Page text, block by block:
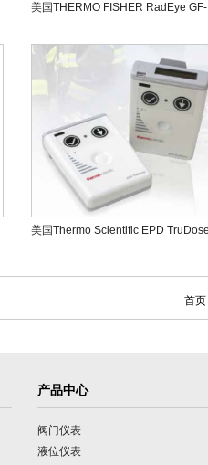
首
产品中心
阀门仪表
液位仪表